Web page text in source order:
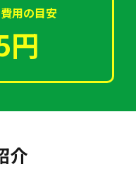
用の目安
介